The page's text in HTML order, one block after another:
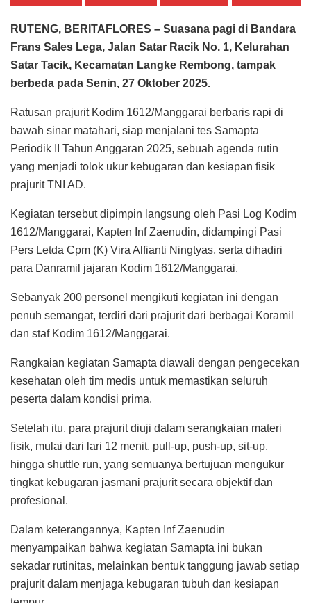
RUTENG, BERITAFLORES – Suasana pagi di Bandara
Frans Sales Lega, Jalan Satar Racik No. 1, Kelurahan
Satar Tacik, Kecamatan Langke Rembong, tampak
berbeda pada Senin, 27 Oktober 2025.
Ratusan prajurit Kodim 1612/Manggarai berbaris rapi di
bawah sinar matahari, siap menjalani tes Samapta
Periodik II Tahun Anggaran 2025, sebuah agenda rutin
yang menjadi tolok ukur kebugaran dan kesiapan fisik
prajurit TNI AD.
Kegiatan tersebut dipimpin langsung oleh Pasi Log Kodim
1612/Manggarai, Kapten Inf Zaenudin, didampingi Pasi
Pers Letda Cpm (K) Vira Alfianti Ningtyas, serta dihadiri
para Danramil jajaran Kodim 1612/Manggarai.
Sebanyak 200 personel mengikuti kegiatan ini dengan
penuh semangat, terdiri dari prajurit dari berbagai Koramil
dan staf Kodim 1612/Manggarai.
Rangkaian kegiatan Samapta diawali dengan pengecekan
kesehatan oleh tim medis untuk memastikan seluruh
peserta dalam kondisi prima.
Setelah itu, para prajurit diuji dalam serangkaian materi
fisik, mulai dari lari 12 menit, pull-up, push-up, sit-up,
hingga shuttle run, yang semuanya bertujuan mengukur
tingkat kebugaran jasmani prajurit secara objektif dan
profesional.
Dalam keterangannya, Kapten Inf Zaenudin
menyampaikan bahwa kegiatan Samapta ini bukan
sekadar rutinitas, melainkan bentuk tanggung jawab setiap
prajurit dalam menjaga kebugaran tubuh dan kesiapan